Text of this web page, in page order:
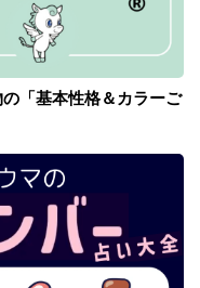
「基本性格＆カラーご